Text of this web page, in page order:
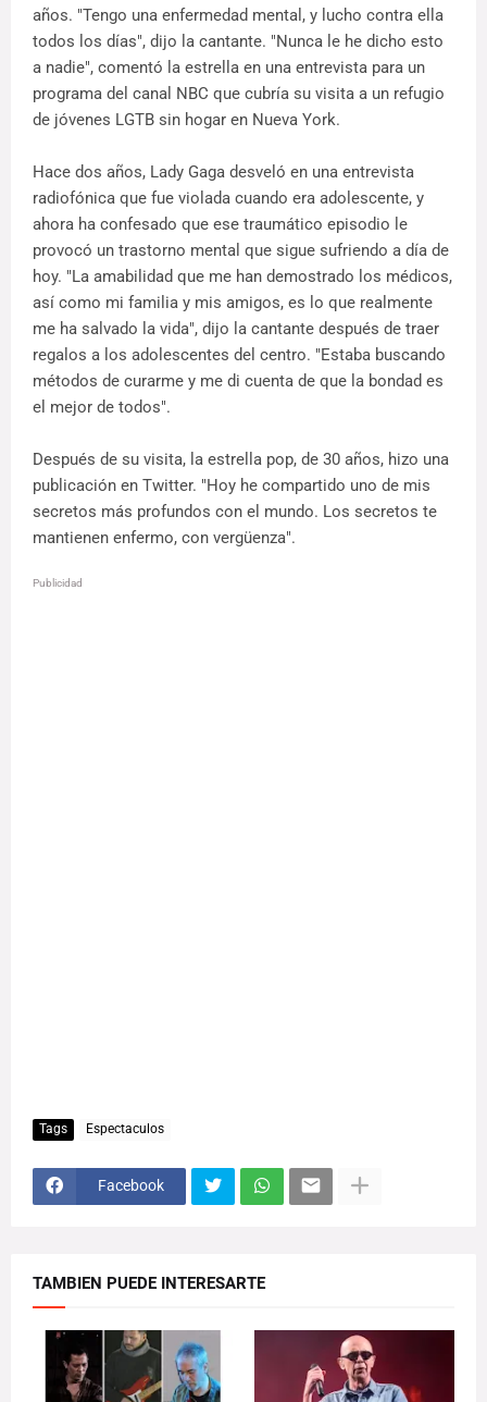
años. "Tengo una enfermedad mental, y lucho contra ella
todos los días", dijo la cantante. "Nunca le he dicho esto
a nadie", comentó la estrella en una entrevista para un
programa del canal NBC que cubría su visita a un refugio
de jóvenes LGTB sin hogar en Nueva York.
Hace dos años, Lady Gaga desveló en una entrevista
radiofónica que fue violada cuando era adolescente, y
ahora ha confesado que ese traumático episodio le
provocó un trastorno mental que sigue sufriendo a día de
hoy. "La amabilidad que me han demostrado los médicos,
así como mi familia y mis amigos, es lo que realmente
me ha salvado la vida", dijo la cantante después de traer
regalos a los adolescentes del centro. "Estaba buscando
métodos de curarme y me di cuenta de que la bondad es
el mejor de todos".
Después de su visita, la estrella pop, de 30 años, hizo una
publicación en Twitter. "Hoy he compartido uno de mis
secretos más profundos con el mundo. Los secretos te
mantienen enfermo, con vergüenza".
Publicidad
Tags Espectaculos
Facebook
TAMBIEN PUEDE INTERESARTE